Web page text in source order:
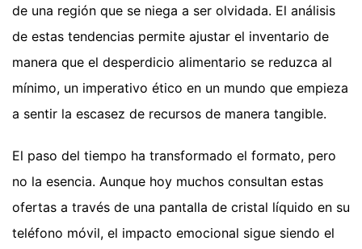
de una región que se niega a ser olvidada. El análisis
de estas tendencias permite ajustar el inventario de
manera que el desperdicio alimentario se reduzca al
mínimo, un imperativo ético en un mundo que empieza
a sentir la escasez de recursos de manera tangible.
El paso del tiempo ha transformado el formato, pero
no la esencia. Aunque hoy muchos consultan estas
ofertas a través de una pantalla de cristal líquido en su
teléfono móvil, el impacto emocional sigue siendo el